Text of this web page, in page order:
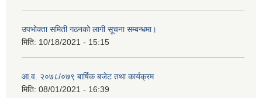
उपभोक्ता समिती गठनको लागी सूचना सम्बन्धमा।
मिति: 10/18/2021 - 15:15
आ.व. २०७८/०७९ बार्षिक बजेट तथा कार्यक्रम
मिति: 08/01/2021 - 16:39